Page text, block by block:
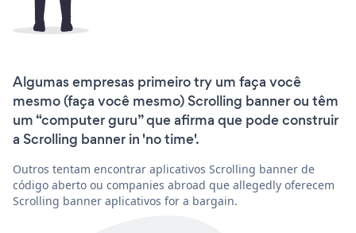
Algumas empresas primeiro try um faça você
mesmo (faça você mesmo) Scrolling banner ou têm
um “computer guru” que afirma que pode construir
a Scrolling banner in 'no time'.
Outros tentam encontrar aplicativos Scrolling banner de
código aberto ou companies abroad que allegedly oferecem
Scrolling banner aplicativos for a bargain.